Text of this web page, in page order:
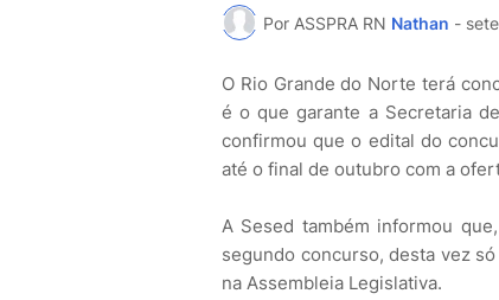
Por ASSPRA RN Nathan -
O Rio Grande do Norte terá
é o que garante a Secretaria
confirmou que o edital do
até o final de outubro com a
A Sesed também informou
segundo concurso, desta vez
na Assembleia Legislativa.